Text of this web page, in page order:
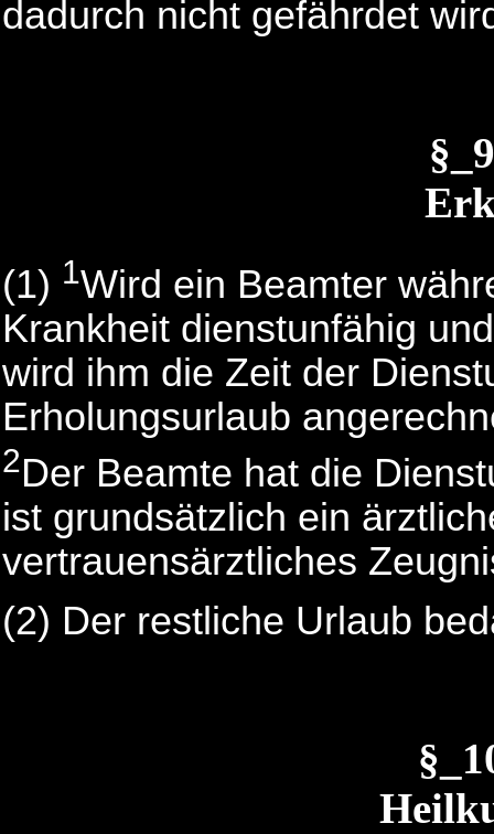
dadurch nicht gefährdet
(1) 1Wird ein Beamter
Krankheit dienstunfähig
wird ihm die Zeit der
Erholungsurlaub
2Der Beamte hat die
ist grundsätzlich ein
vertrauensärztliches
(2) Der restliche Urlaub